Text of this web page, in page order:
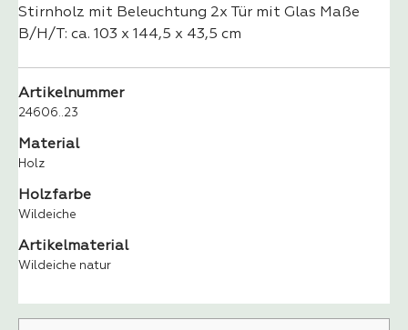
Stirnholz mit Beleuchtung 2x Tür mit Glas Maße
B/H/T: ca. 103 x 144,5 x 43,5 cm
Artikelnummer
24606..23
Material
Holz
Holzfarbe
Wildeiche
Artikelmaterial
Wildeiche natur